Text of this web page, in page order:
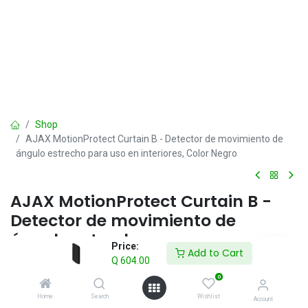
Price:
Q 604.00
Add to Cart
Home Search
0
Wishlist Account
Shop
AJAX MotionProtect Curtain B - Detector de movimiento de
ángulo estrecho para uso en interiores, Color Negro
AJAX MotionProtect Curtain B -
Detector de movimiento de
ángulo estrecho para uso en
interiores, Color Negro
604.00 IVA incluido